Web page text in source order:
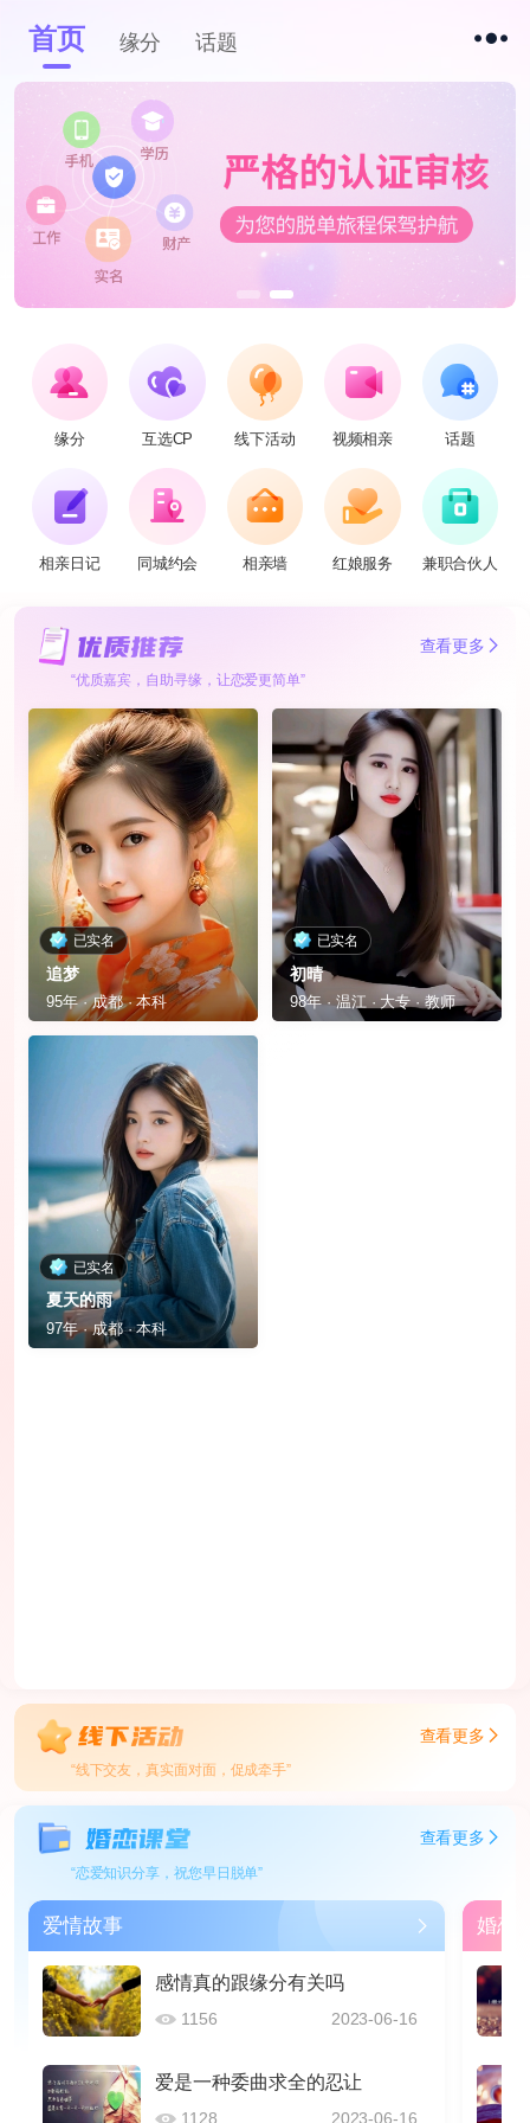
首页 缘分 话题
缘分 互选CP 线下活动 视频相亲 话题
相亲日记 同城约会 相亲墙 红娘服务 兼职合伙人
查看更多
“优质嘉宾，自助寻缘，让恋爱更简单”
已实名
追梦
95年 · 成都 · 本科
已实名
初晴
98年 · 温江 · 大专 · 教师
已实名
夏天的雨
97年 · 成都 · 本科
查看更多
“线下交友，真实面对面，促成牵手”
查看更多
“恋爱知识分享，祝您早日脱单”
爱情故事
感情真的跟缘分有关吗
1156 2023-06-16
爱是一种委曲求全的忍让
1128 2023-06-16
婚恋